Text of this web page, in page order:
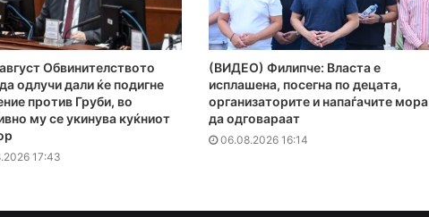
Обвинителството
одлучи дали ќе подигне
против Груби, во
му се укинува куќниот
17:43
(ВИДЕО) Филипче: Власта е
исплашена, посегна по децата,
организаторите и напаѓачите мора
да одговараат
06.08.2026 16:14